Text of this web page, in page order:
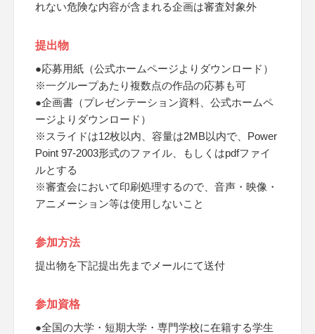
れない危険な内容が含まれる企画は審査対象外
提出物
●応募用紙（公式ホームページよりダウンロード）
※一グループあたり複数点の作品の応募も可
●企画書（プレゼンテーション資料、公式ホームペ
ージよりダウンロード）
※スライドは12枚以内、容量は2MB以内で、Power
Point 97-2003形式のファイル、もしくはpdfファイ
ルとする
※審査会において印刷処理するので、音声・映像・
アニメーション等は使用しないこと
参加方法
提出物を下記提出先までメールにて送付
参加資格
●全国の大学・短期大学・専門学校に在籍する学生